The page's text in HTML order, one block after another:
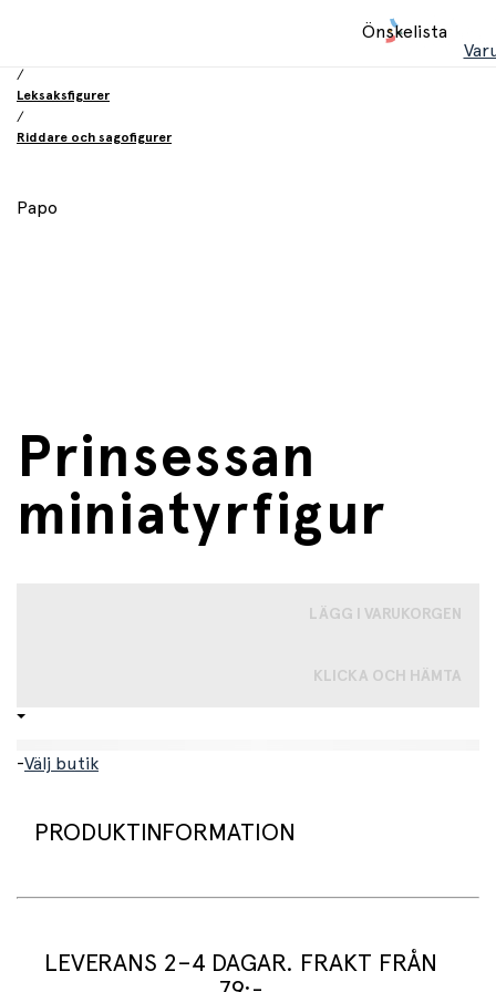
Önskelista
/
Leksaksfigurer
/
Riddare och sagofigurer
Papo
Prinsessan
miniatyrfigur
LÄGG I VARUKORGEN
KLICKA OCH HÄMTA
-Välj butik
PRODUKTINFORMATION
Prinsessan miniatyrfigur
LEVERANS 2–4 DAGAR. FRAKT FRÅN